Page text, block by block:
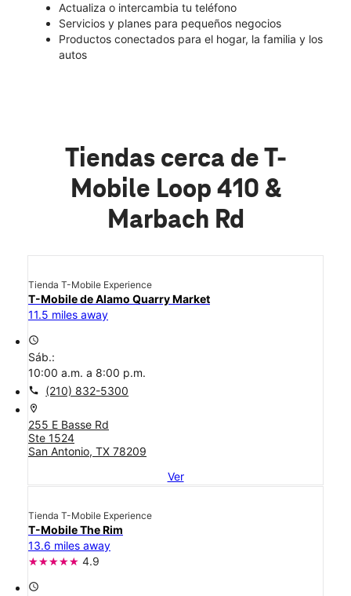
Actualiza o intercambia tu teléfono
Servicios y planes para pequeños negocios
Productos conectados para el hogar, la familia y los
autos
Tiendas cerca de T-
Mobile Loop 410 &
Marbach Rd
Tienda T-Mobile Experience
T-Mobile de Alamo Quarry Market
11.5 miles away
access_time
Sáb.:
10:00 a.m. a 8:00 p.m.
call (210) 832-5300
location_on
255 E Basse Rd
Ste 1524
San Antonio, TX 78209
Ver
Tienda T-Mobile Experience
T-Mobile The Rim
13.6 miles away
4.9
access_time